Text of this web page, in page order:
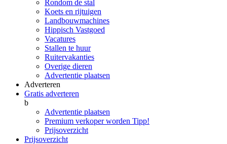
Rondom de stal
Koets en rijtuigen
Landbouwmachines
Hippisch Vastgoed
Vacatures
Stallen te huur
Ruitervakanties
Overige dieren
Advertentie plaatsen
Adverteren
Gratis adverteren
b
Advertentie plaatsen
Premium verkoper worden Tipp!
Prijsoverzicht
Prijsoverzicht